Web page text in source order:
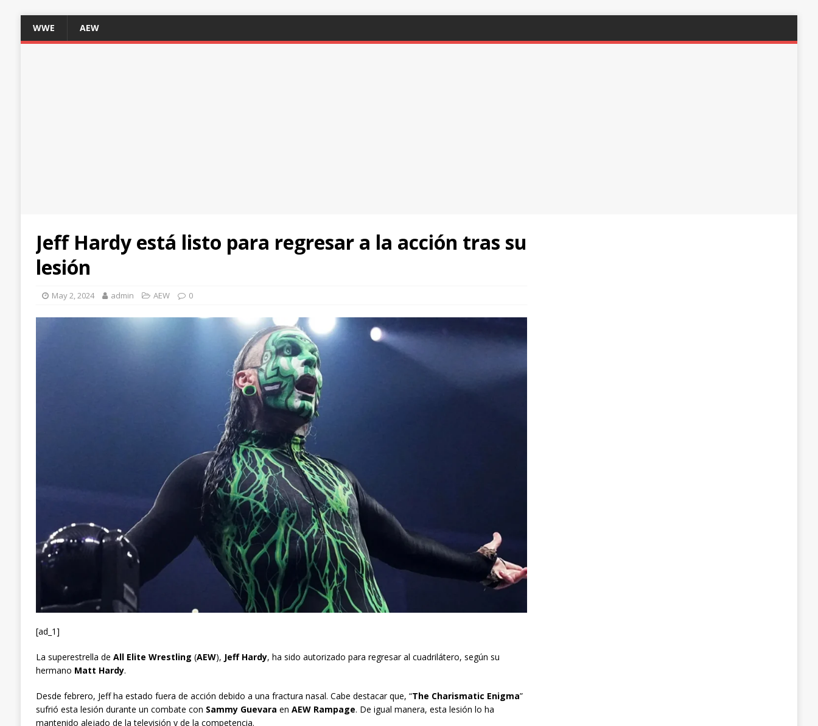
WWE AEW
Jeff Hardy está listo para regresar a la acción tras su
lesión
May 2, 2024 admin AEW 0
[ad_1]
La superestrella de All Elite Wrestling (AEW), Jeff Hardy, ha sido autorizado para regresar al cuadrilátero, según su
hermano Matt Hardy.
Desde febrero, Jeff ha estado fuera de acción debido a una fractura nasal. Cabe destacar que, “The Charismatic Enigma”
sufrió esta lesión durante un combate con Sammy Guevara en AEW Rampage. De igual manera, esta lesión lo ha
mantenido alejado de la televisión y de la competencia.